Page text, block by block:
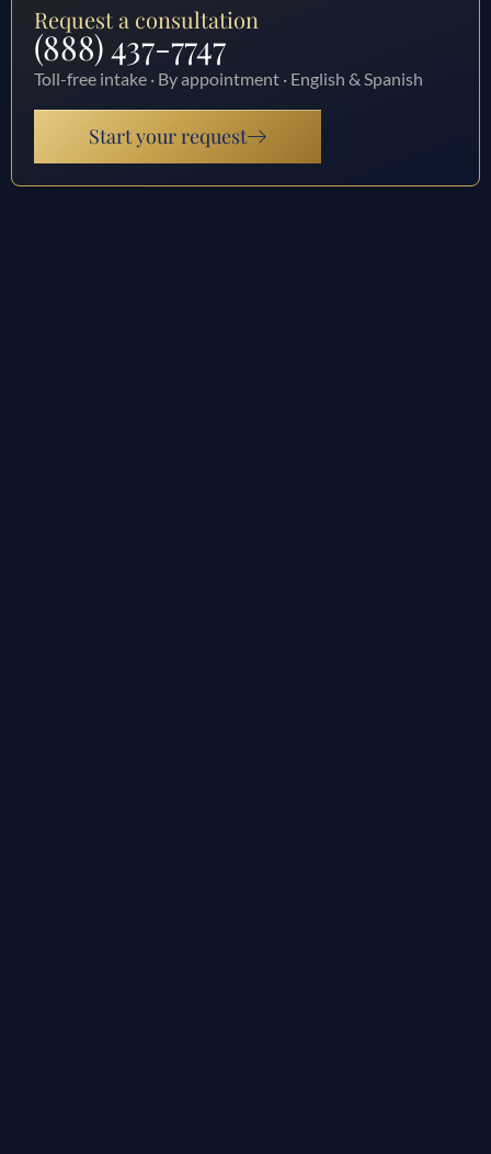
Request a consultation
(888) 437-7747
Toll-free intake · By appointment · English & Spanish
Start your request